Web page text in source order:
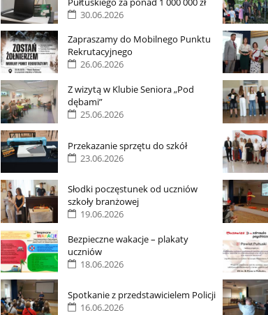
30.06.2026
Zapraszamy do Mobilnego Punktu
Rekrutacyjnego
26.06.2026
Z wizytą w Klubie Seniora „Pod
dębami”
25.06.2026
Przekazanie sprzętu do szkół
23.06.2026
Słodki poczęstunek od uczniów
szkoły branżowej
19.06.2026
Bezpieczne wakacje – plakaty
uczniów
18.06.2026
Spotkanie z przedstawicielem Policji
16.06.2026